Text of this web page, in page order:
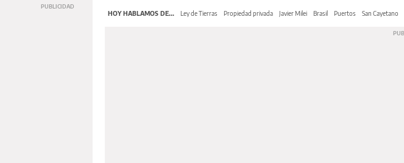
HOY HABLAMOS DE... Ley de Tierras Propiedad privada Javier Milei Brasil Puertos San Cayetano